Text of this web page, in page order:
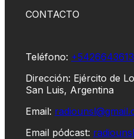
CONTACTO
Teléfono:
Dirección: Ejército de
San Luis, Argentina
Email:
Email pódcast: